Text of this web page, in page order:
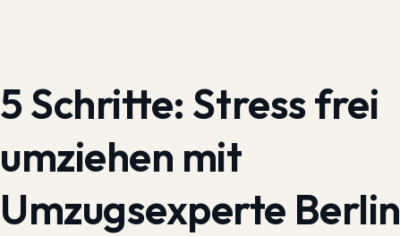
5 Schritte: Stress frei
umziehen mit
Umzugsexperte Berlin